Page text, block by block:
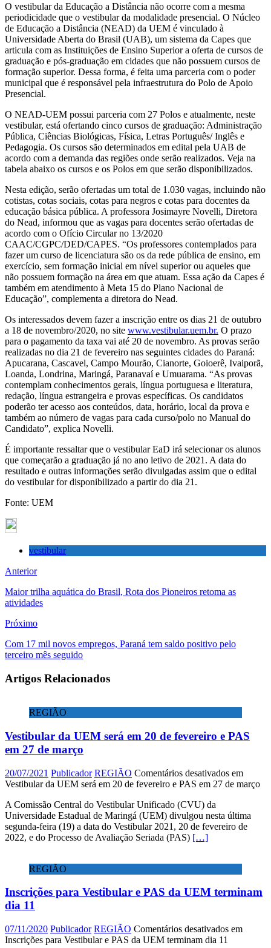
O vestibular da Educação a Distância não ocorre com a mesma
periodicidade que o vestibular da modalidade presencial. O Núcleo
de Educação a Distância (NEAD) da UEM é vinculado à
Universidade Aberta do Brasil (UAB), um sistema da Capes que
articula com as Instituições de Ensino Superior a oferta de cursos de
graduação e pós-graduação em cidades que não possuem cursos de
formação superior. Dessa forma, é feita uma parceria com o poder
municipal que é responsável pela infraestrutura do Polo de Apoio
Presencial.
O NEAD-UEM possui parceria com 27 Polos e atualmente, neste
vestibular, está ofertando cinco cursos de graduação: Administração
Pública, Ciências Biológicas, Física, Letras Português/ Inglês e
Pedagogia. Os cursos são determinados em edital pela UAB de
acordo com a demanda das regiões onde serão realizados. Veja na
tabela abaixo os cursos e os Polos em que serão disponibilizados.
Nesta edição, serão ofertadas um total de 1.030 vagas, incluindo não
cotistas, cotas sociais, cotas para negros e cotas para docentes da
educação básica pública. A professora Josimayre Novelli, Diretora
do Nead, informou que as vagas para docentes serão ofertadas de
acordo com o Ofício Circular no 13/2020
CAAC/CGPC/DED/CAPES. “Os professores contemplados para
fazer um curso de licenciatura são os da rede pública de ensino, em
exercício, sem formação inicial em nível superior ou aqueles que
não possuem formação na área em que atuam. Essa ação da Capes é
também em atendimento à Meta 15 do Plano Nacional de
Educação”, complementa a diretora do Nead.
Os interessados devem fazer a inscrição entre os dias 21 de outubro
a 18 de novembro/2020, no site www.vestibular.uem.br. O prazo
para o pagamento da taxa vai até 20 de novembro. As provas serão
realizadas no dia 21 de fevereiro nas seguintes cidades do Paraná:
Apucarana, Cascavel, Campo Mourão, Cianorte, Goioerê, Ivaiporã,
Loanda, Londrina, Maringá, Paranavaí e Umuarama. “As provas
contemplam conhecimentos gerais, língua portuguesa e literatura,
redação, língua estrangeira e provas específicas. Os candidatos
poderão ter acesso aos conteúdos, data, horário, local da prova e
também ao número de vagas para cada curso/polo no Manual do
Candidato”, explica Novelli.
É importante ressaltar que o vestibular EaD irá selecionar os alunos
que começarão a graduação já no ano letivo de 2021. A data do
resultado e outras informações serão divulgadas assim que o edital
do vestibular for disponibilizado a partir do dia 21.
Fonte: UEM
vestibular
Anterior
Maior trilha aquática do Brasil, Rota dos Pioneiros retoma as
atividades
Próximo
Com 17 mil novos empregos, Paraná tem saldo positivo pelo
terceiro mês seguido
Artigos Relacionados
REGIÃO
Vestibular da UEM será em 20 de fevereiro e PAS
em 27 de março
20/07/2021 Publicador REGIÃO Comentários desativados em
Vestibular da UEM será em 20 de fevereiro e PAS em 27 de março
A Comissão Central do Vestibular Unificado (CVU) da
Universidade Estadual de Maringá (UEM) divulgou nesta última
segunda-feira (19) a data do Vestibular 2021, 20 de fevereiro de
2022, e do Processo de Avaliação Seriada (PAS) […]
REGIÃO
Inscrições para Vestibular e PAS da UEM terminam
dia 11
07/11/2020 Publicador REGIÃO Comentários desativados em
Inscrições para Vestibular e PAS da UEM terminam dia 11